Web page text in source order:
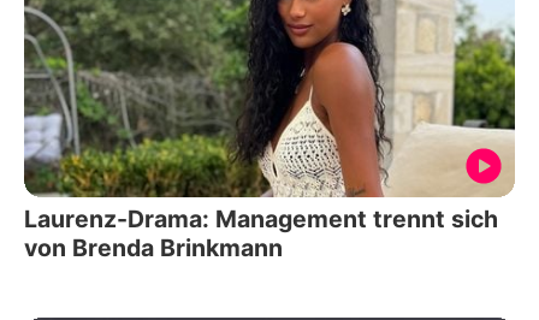
Laurenz-Drama: Management trennt sich
von Brenda Brinkmann